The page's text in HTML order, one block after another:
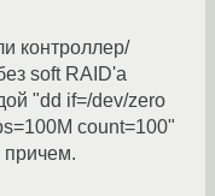
контроллер/
soft RAID'а
"dd if=/dev/zero
count=100"
причем.